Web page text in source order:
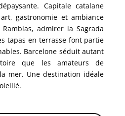
Capitale catalane
gastronomie et ambiance
admirer la Sagrada
tapas en terrasse font partie
Barcelone séduit autant
que les amateurs de
mer. Une destination idéale